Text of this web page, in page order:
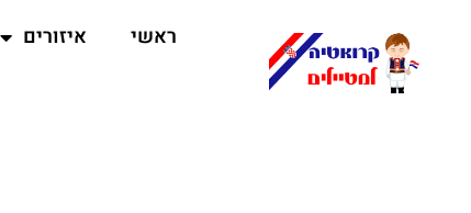
ראשי איזורים